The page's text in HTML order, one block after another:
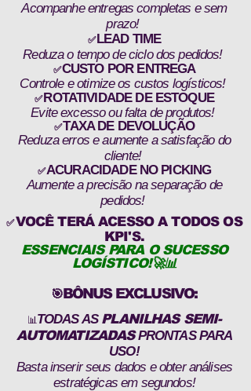
Acompanhe entregas completas e sem
prazo!
✅LEAD TIME
Reduza o tempo de ciclo dos pedidos!
✅CUSTO POR ENTREGA
Controle e otimize os custos logísticos!
✅ROTATIVIDADE DE ESTOQUE
Evite excesso ou falta de produtos!
✅TAXA DE DEVOLUÇÃO
Reduza erros e aumente a satisfação do
cliente!
✅ACURACIDADE NO PICKING
Aumente a precisão na separação de
pedidos!
✅VOCÊ TERÁ ACESSO A TODOS OS
KPI'S.
ESSENCIAIS PARA O SUCESSO
LOGÍSTICO!🚀📊
🎯BÔNUS EXCLUSIVO:
📊TODAS AS PLANILHAS SEMI-
AUTOMATIZADASPRONTAS PARA
USO!
Basta inserir seus dados e obter análises
estratégicas em segundos!